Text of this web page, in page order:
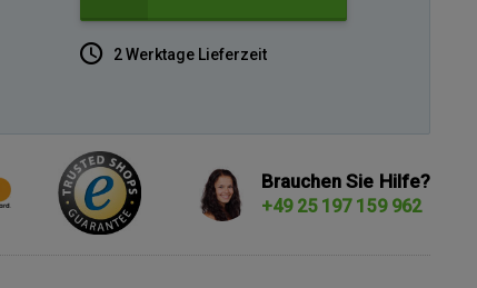
2 Werktage Lieferzeit
Brauchen Sie Hilfe?
+49 25 197 159 962